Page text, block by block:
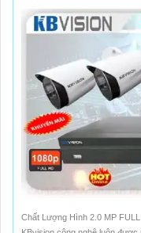
Chất Lượng Hình 2.0 MP